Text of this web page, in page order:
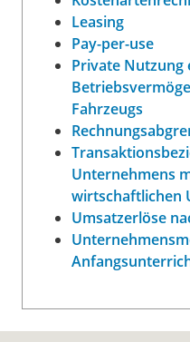
Leasing
Pay-per-use
Private Nutzung
Fahrzeugs
Unternehmens
wirtschaftlichen
Umsatzerlöse